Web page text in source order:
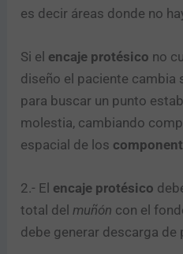
es decir áreas donde no
Si el encaje protésico no
diseño el paciente cambia
para buscar un punto
molestia, cambiando
espacial de los
2.- El encaje protésico
total delmuñón con el
debe generar descarga de